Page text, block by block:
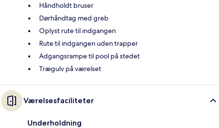
Håndholdt bruser
Dørhåndtag med greb
Oplyst rute til indgangen
Rute til indgangen uden trapper
Adgangsrampe til pool på stedet
Trægulv på værelset
Værelsesfaciliteter
Underholdning